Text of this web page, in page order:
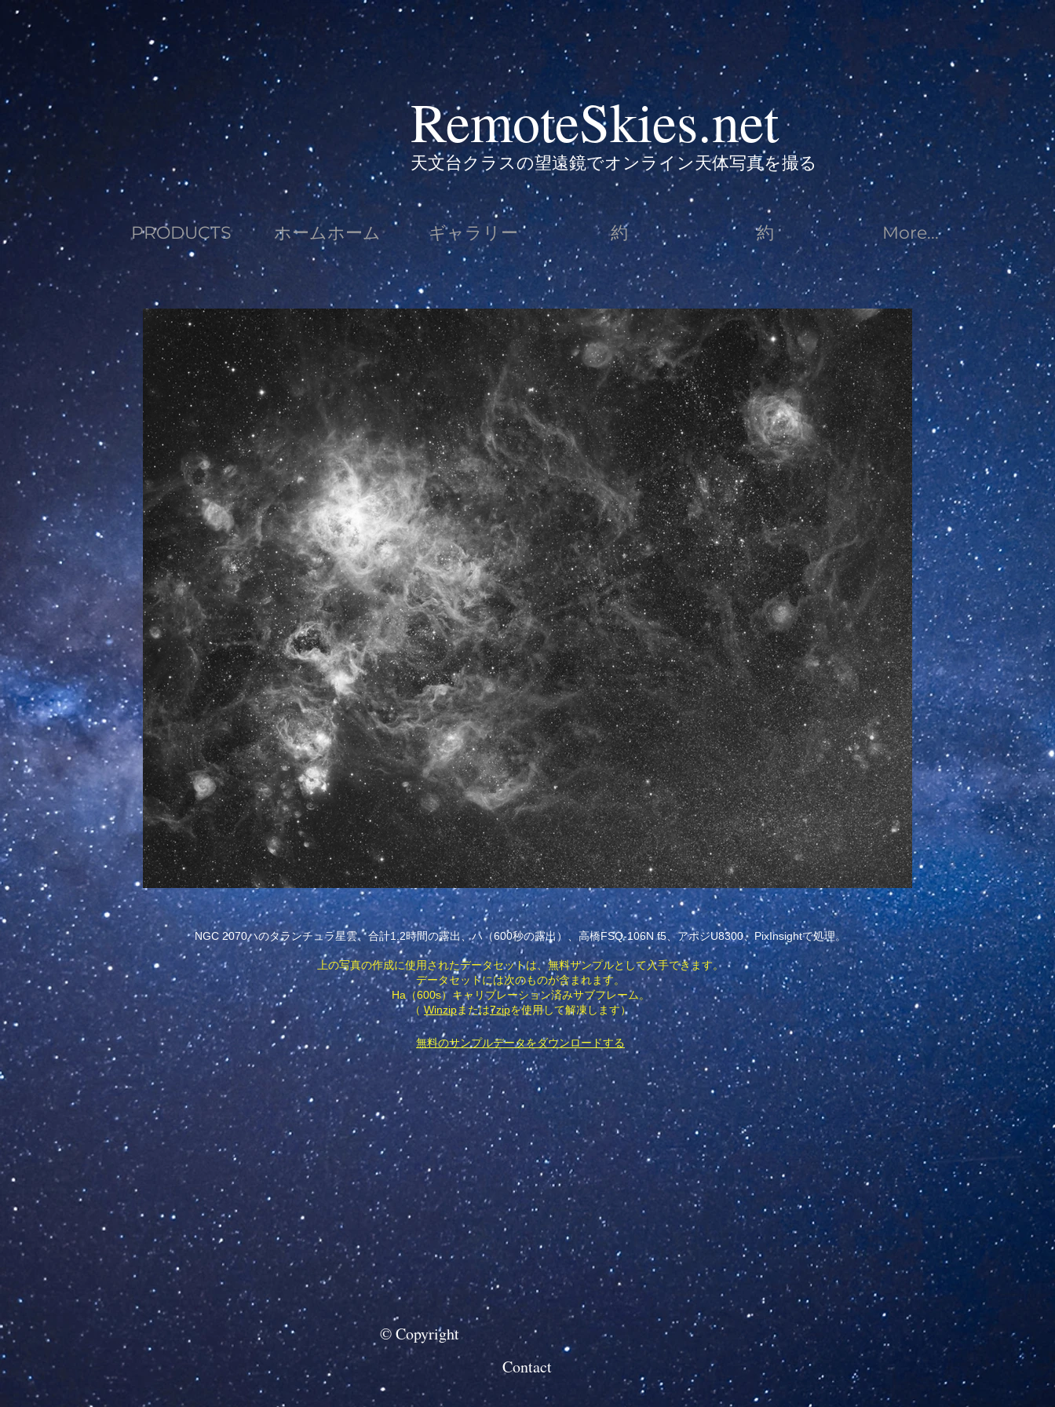
RemoteSkies.net
天文台クラスの望遠鏡でオンライン天体写真を撮る
PRODUCTS ホームホーム ギャラリー 約 約 More...
NGC 2070ハのタランチュラ星雲、合計1.2時間の露出、ハ（600秒の露出）、高橋FSQ-106N f5、アポジU8300、PixInsightで処理。
上の写真の作成に使用されたデータセットは、無料サンプルとして入手できます。
データセットには次のものが含まれます。
Ha（600s）キャリブレーション済みサブフレーム。
（Winzipまたは7zipを使用して解凍します）
無料のサンプルデータをダウンロードする
© Copyright
Contact